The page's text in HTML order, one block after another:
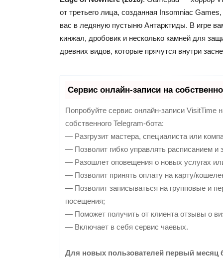
от третьего лица, созданная Insomniac
вас в ледяную пустыню Антарктиды. В игре
кинжал, дробовик и несколько камней для
древних видов, которые прячутся внутри
Сервис онлайн-записи на
Попробуйте сервис онлайн-записи VisitTime
собственного Telegram-бота:
— Разгрузит мастера, специалиста или
— Позволит гибко управлять расписанием и
— Разошлет оповещения о новых услугах
— Позволит принять оплату на карту/
— Позволит записываться на групповые и
посещения;
— Поможет получить от клиента отзывы о
— Включает в себя сервис чаевых.
Для новых пользователей первый месяц